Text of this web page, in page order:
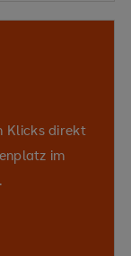
des
von
Klicks direkt
im